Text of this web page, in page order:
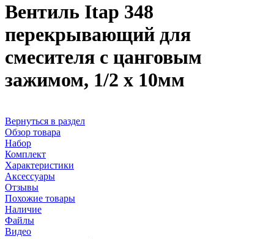
Вентиль Itap 348
перекрывающий для
смесителя с цанговым
зажимом, 1/2 x 10мм
Вернуться в раздел
Обзор товара
Набор
Комплект
Характеристики
Аксессуары
Отзывы
Похожие товары
Наличие
Файлы
Видео